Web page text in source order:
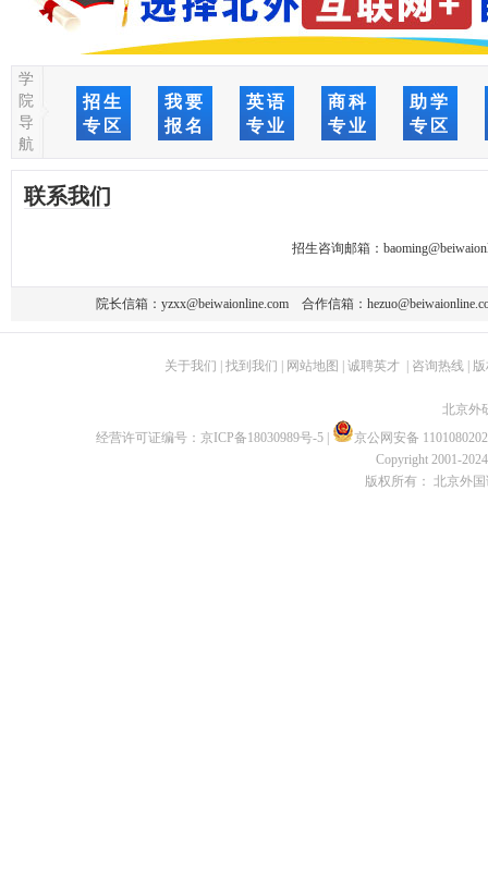
学
院
导
航
招生
专区
我要
报名
英语
专业
商科
专业
助学
专区
联系我们
招生咨询邮箱：
院长信箱： yzxx@beiwaionline.com 合作信箱：
关于我们 找到我们 网站地图 诚聘英才| 咨询热线|
北京外
经营许可证编号： 京ICP备18030989号-5
京公网安备
Copyright 2001-
版权所有： 北京外